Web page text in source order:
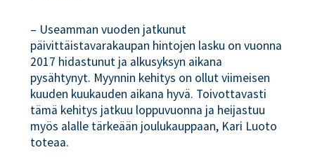
– Useamman vuoden jatkunut
päivittäistavarakaupan hintojen lasku on vuonna
2017 hidastunut ja alkusyksyn aikana
pysähtynyt. Myynnin kehitys on ollut viimeisen
kuuden kuukauden aikana hyvä. Toivottavasti
tämä kehitys jatkuu loppuvuonna ja heijastuu
myös alalle tärkeään joulukauppaan, Kari Luoto
toteaa.